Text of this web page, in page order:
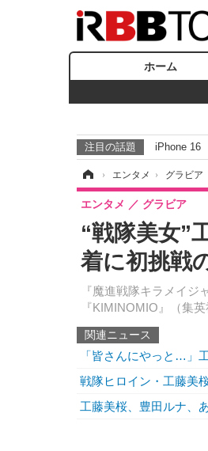
ホーム
注目の話題 iPhone 16
› エンタメ › グラビア
“戦隊美女”
着に初挑戦
『魔進戦隊キラメイ
『KIMINOMIO』（集
エンタメ グラビア
関連ニュース
「皆さんにやっと…」
戦隊ヒロイン・工藤美
工藤美桜、豊田ルナ、